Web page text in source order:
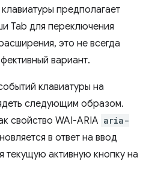
предполагает
Tab для переключения
это не всегда
вариант.
клавиатуры на
следующим образом.
свойство WAI-ARIA aria-
в ответ на ввод
текущую активную кнопку на